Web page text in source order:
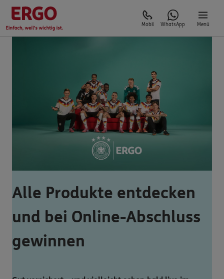
Mobil WhatsApp Menü
Alle Produkte entdecken
und bei Online-Abschluss
gewinnen